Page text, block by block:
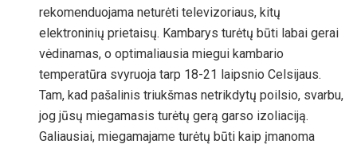
rekomenduojama neturėti televizoriaus, kitų
elektroninių prietaisų. Kambarys turėtų būti labai gerai
vėdinamas, o optimaliausia miegui kambario
temperatūra svyruoja tarp 18-21 laipsnio Celsijaus.
Tam, kad pašalinis triukšmas netrikdytų poilsio, svarbu,
jog jūsų miegamasis turėtų gerą garso izoliaciją.
Galiausiai, miegamajame turėtų būti kaip įmanoma